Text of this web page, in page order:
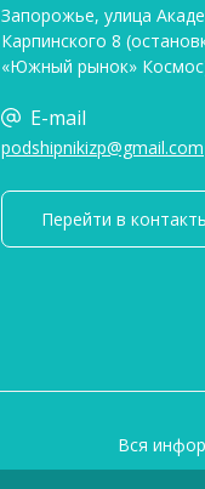
Запорожье, улица
Карпинского 8
«Южный рынок»
E-mail
podshipnikizp@gmail.com
Перейти в
Вся